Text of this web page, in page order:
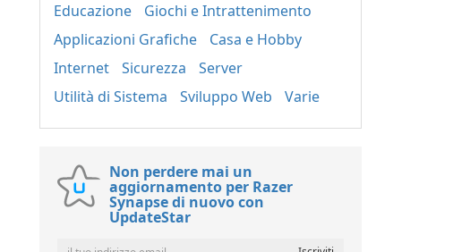
Educazione
Giochi e Intrattenimento
Applicazioni Grafiche
Casa e Hobby
Internet
Sicurezza
Server
Utilità di Sistema
Sviluppo Web Varie
Non perdere mai un
aggiornamento per Razer
Synapse di nuovo con
UpdateStar